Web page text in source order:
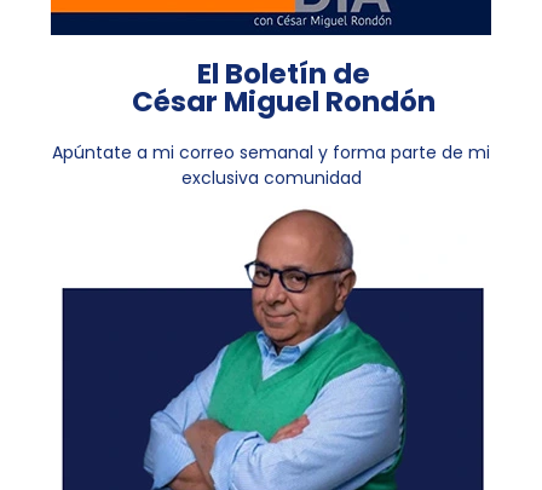
El Boletín de
César Miguel Rondón
Apúntate a mi correo semanal y forma parte de mi
exclusiva comunidad